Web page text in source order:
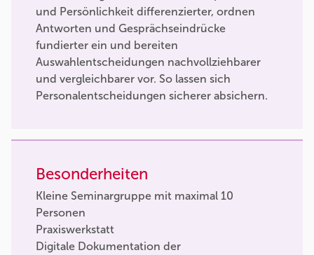
und Persönlichkeit differenzierter, ordnen
Antworten und Gesprächseindrücke
fundierter ein und bereiten
Auswahlentscheidungen nachvollziehbarer
und vergleichbarer vor. So lassen sich
Personalentscheidungen sicherer absichern.
Besonderheiten
Kleine Seminargruppe mit maximal 10
Personen
Praxiswerkstatt
Digitale Dokumentation der